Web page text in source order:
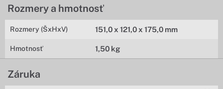
Rozmery a hmotnosť
Rozmery (ŠxHxV) 151,0 x 121,0 x 175,0 mm
Hmotnosť 1,50 kg
Záruka